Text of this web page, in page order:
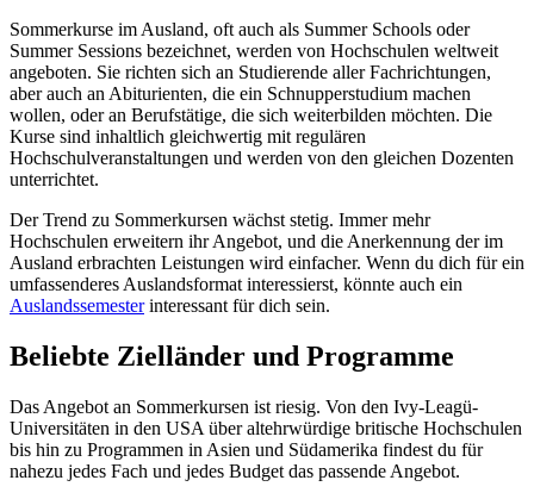
Sommerkurse im Ausland, oft auch als Summer Schools oder
Summer Sessions bezeichnet, werden von Hochschulen weltweit
angeboten. Sie richten sich an Studierende aller Fachrichtungen,
aber auch an Abiturienten, die ein Schnupperstudium machen
wollen, oder an Berufstätige, die sich weiterbilden möchten. Die
Kurse sind inhaltlich gleichwertig mit regulären
Hochschulveranstaltungen und werden von den gleichen Dozenten
unterrichtet.
Der Trend zu Sommerkursen wächst stetig. Immer mehr
Hochschulen erweitern ihr Angebot, und die Anerkennung der im
Ausland erbrachten Leistungen wird einfacher. Wenn du dich für ein
umfassenderes Auslandsformat interessierst, könnte auch ein
Auslandssemesterinteressant für dich sein.
Beliebte Zielländer und Programme
Das Angebot an Sommerkursen ist riesig. Von den Ivy-Leagü-
Universitäten in den USA über altehrwürdige britische Hochschulen
bis hin zu Programmen in Asien und Südamerika findest du für
nahezu jedes Fach und jedes Budget das passende Angebot.